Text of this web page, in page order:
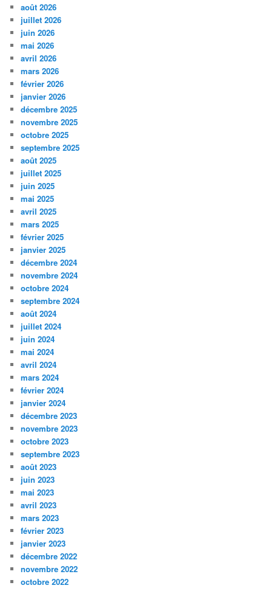
août 2026
juillet 2026
juin 2026
mai 2026
avril 2026
mars 2026
février 2026
janvier 2026
décembre 2025
novembre 2025
octobre 2025
septembre 2025
août 2025
juillet 2025
juin 2025
mai 2025
avril 2025
mars 2025
février 2025
janvier 2025
décembre 2024
novembre 2024
octobre 2024
septembre 2024
août 2024
juillet 2024
juin 2024
mai 2024
avril 2024
mars 2024
février 2024
janvier 2024
décembre 2023
novembre 2023
octobre 2023
septembre 2023
août 2023
juin 2023
mai 2023
avril 2023
mars 2023
février 2023
janvier 2023
décembre 2022
novembre 2022
octobre 2022